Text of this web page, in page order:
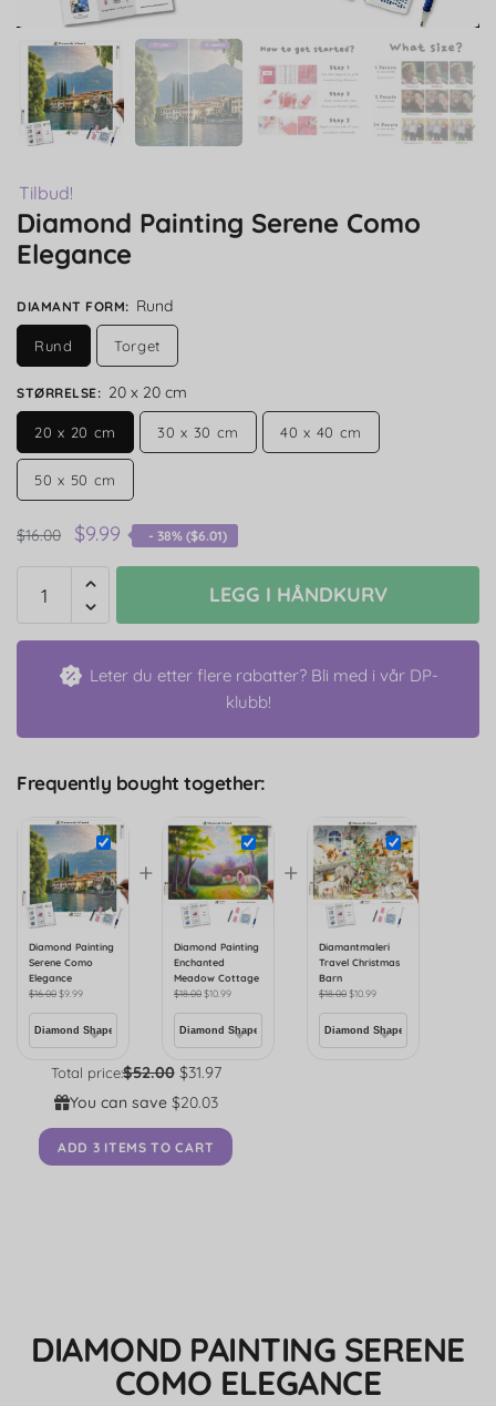
Tilbud!
Diamond Painting Serene Como
Elegance
DIAMANT FORM: Rund
Rund Torget
STØRRELSE: 20 x 20 cm
20 x 20 cm 30 x 30 cm 40 x 40 cm
50 x 50 cm
$16.00 $9.99 - 38% ($6.01)
LEGG I HÅNDKURV
Leter du etter flere rabatter? Bli med i vår DP-
klubb!
Frequently bought together:
Diamond Painting
Serene Como
Elegance
$16.00$9.99
+
Diamond Painting
Enchanted
Meadow Cottage
$18.00$10.99
+
Diamantmaleri
Travel Christmas
Barn
$18.00$10.99
Total price:$52.00 $31.97
You can save $20.03
ADD 3 ITEMS TO CART
DIAMOND PAINTING SERENE
COMO ELEGANCE